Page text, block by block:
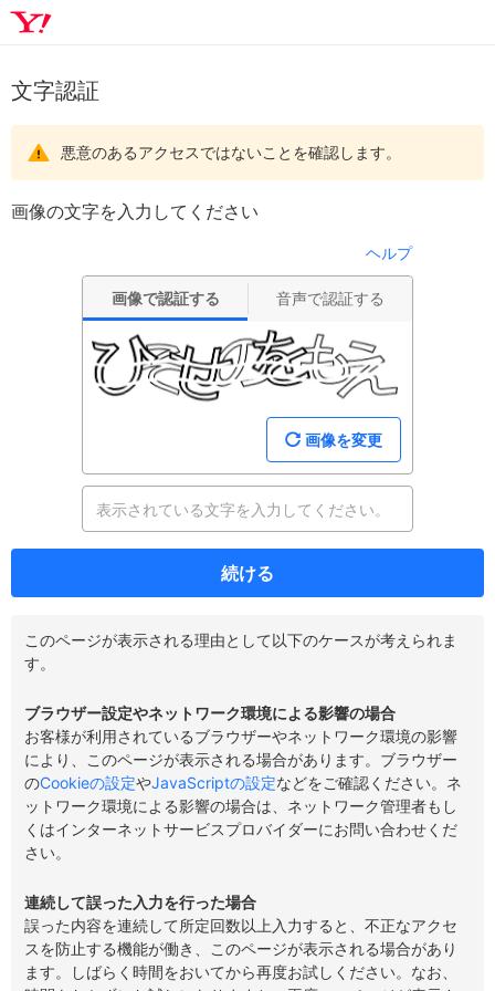
文字認証
悪意のあるアクセスではないことを確認します。
画像の文字を入力してください
ヘルプ
画像で認証する 音声で認証する
画像を変更
続ける
このページが表示される理由として以下のケースが考えられま
す。
ブラウザー設定やネットワーク環境による影響の場合
お客様が利用されているブラウザーやネットワーク環境の影響
により、このページが表示される場合があります。ブラウザー
のCookieの設定やJavaScriptの設定などをご確認ください。ネ
ットワーク環境による影響の場合は、ネットワーク管理者もし
くはインターネットサービスプロバイダーにお問い合わせくだ
さい。
連続して誤った入力を行った場合
誤った内容を連続して所定回数以上入力すると、不正なアクセ
スを防止する機能が働き、このページが表示される場合があり
ます。しばらく時間をおいてから再度お試しください。なお、